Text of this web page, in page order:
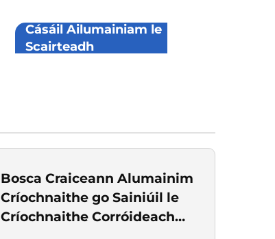
Cásáil Ailumainiam le
Scairteadh
Bosca Craiceann Alumainim
Críochnaithe go Sainiúil le
Críochnaithe Corróideach